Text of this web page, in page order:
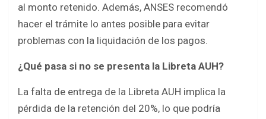
al monto retenido. Además, ANSES recomendó
hacer el trámite lo antes posible para evitar
problemas con la liquidación de los pagos.
¿Qué pasa si no se presenta la Libreta AUH?
La falta de entrega de la Libreta AUH implica la
pérdida de la retención del 20%, lo que podría